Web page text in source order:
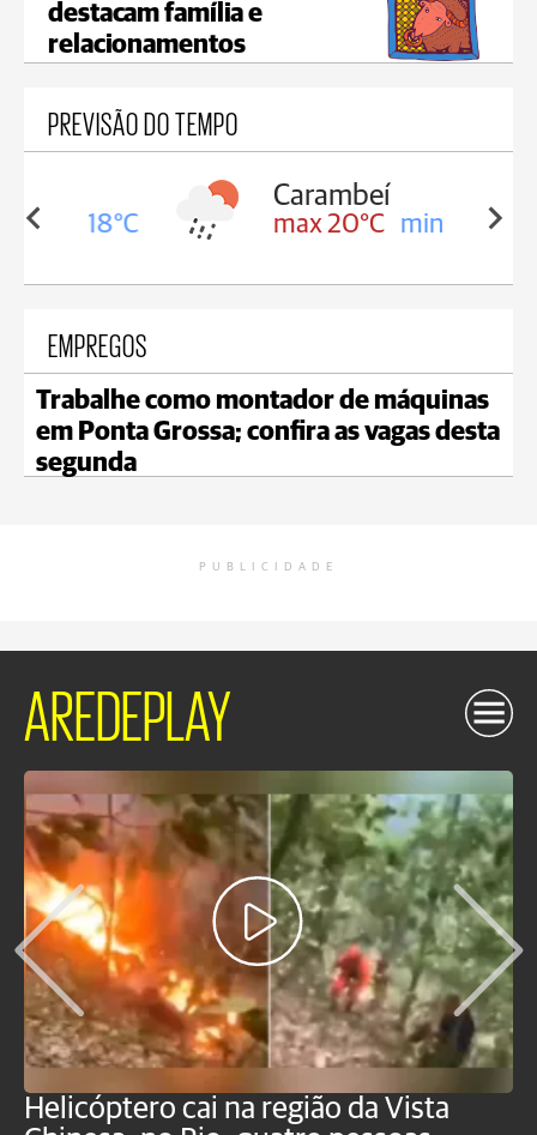
destacam família e
relacionamentos
PREVISÃO DO TEMPO
18°C
Carambeí
max 20°C min 18°C
EMPREGOS
Trabalhe como montador de máquinas
em Ponta Grossa; confira as vagas desta
segunda
PUBLICIDADE
AREDEPLAY
Helicóptero cai na região da Vista